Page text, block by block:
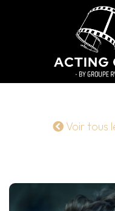
Voir tous